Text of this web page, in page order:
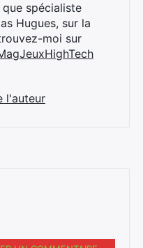
spécialiste
Hugues, sur la
moi sur
l'auteur